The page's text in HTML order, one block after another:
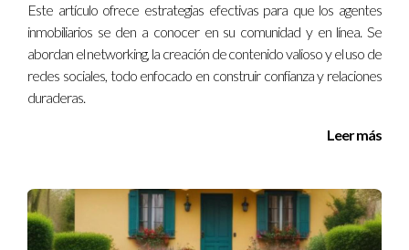
cualquier transacción inmobiliaria. No solo protege tus
intereses, sino que también te brinda tranquilidad durante
todo el proceso. Contar con un agente experimentado como
Ignacio Valenzuela puede marcar la diferencia entre una
listo para dar el siguiente paso en tu viaje inmobiliario,
obtener asesoramiento personalizado y asegurarte de que tu
contrato esté completamente protegido.
Este artículo ofrece estrategias efectivas para que los agentes
inmobiliarios se den a conocer en su comunidad y en línea. Se
abordan el networking, la creación de contenido valioso y el uso de
redes sociales, todo enfocado en construir confianza y relaciones
duraderas.
Leer más